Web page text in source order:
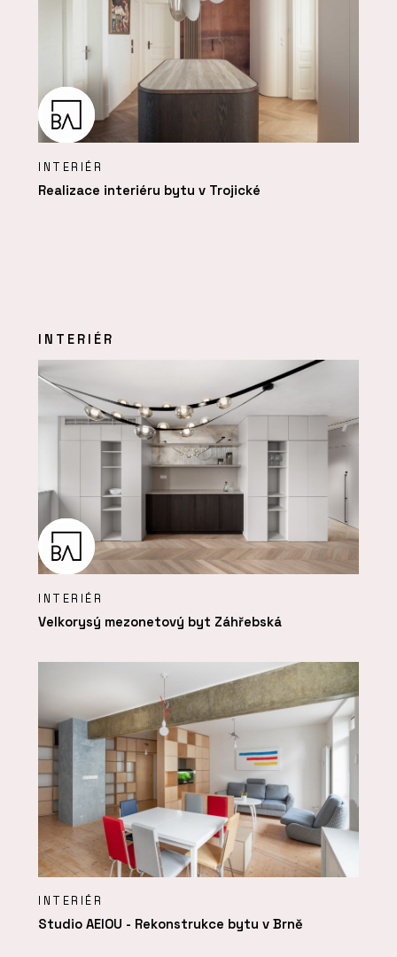
INTERIÉR
Realizace interiéru bytu v Trojické
INTERIÉR
INTERIÉR
Velkorysý mezonetový byt Záhřebská
INTERIÉR
Studio AEIOU - Rekonstrukce bytu v Brně